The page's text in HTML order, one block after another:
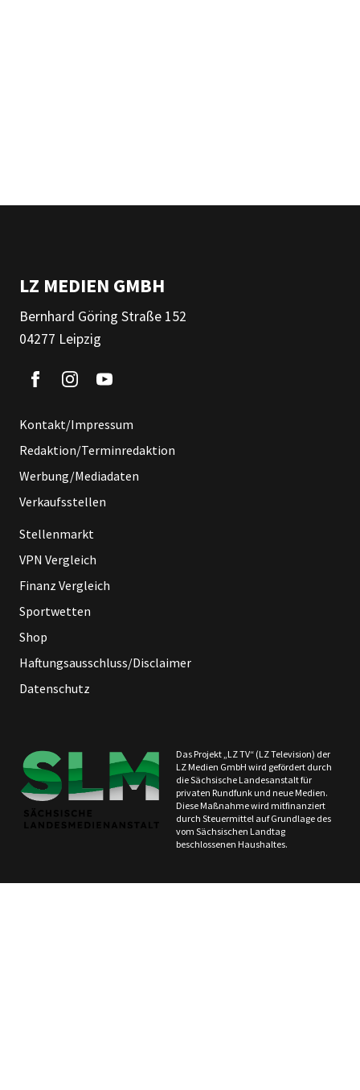
LZ MEDIEN GMBH
Bernhard Göring Straße 152
04277 Leipzig
Kontakt/Impressum
Redaktion/Terminredaktion
Werbung/Mediadaten
Verkaufsstellen
Stellenmarkt
VPN Vergleich
Finanz Vergleich
Sportwetten
Shop
Haftungsausschluss/Disclaimer
Datenschutz
Das Projekt „LZ TV“ (LZ Television) der
LZ Medien GmbH wird gefördert durch
die Sächsische Landesanstalt für
privaten Rundfunk und neue Medien.
Diese Maßnahme wird mitfinanziert
durch Steuermittel auf Grundlage des
vom Sächsischen Landtag
beschlossenen Haushaltes.